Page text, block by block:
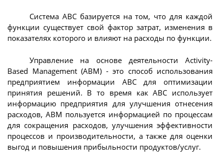
Система ABC базируется на том, что для каждой
функции существует свой фактор затрат, изменения в
показателях которого и влияют на расходы по функции.
Управление на основе деятельности Activity-
Based Management (ABM) - это способ использования
предприятием информации ABC для оптимизации
принятия решений. В то время как ABC использует
информацию предприятия для улучшения отнесения
расходов, АВМ пользуется информацией по процессам
для сокращения расходов, улучшения эффективности
процессов и производительности, а также для оценки
выгод и повышения прибыльности продуктов/услуг.